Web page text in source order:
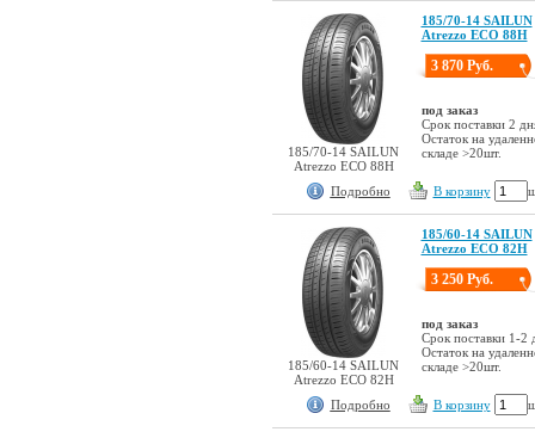
185/70-14 SAILUN
Atrezzo ECO 88H
185/70-14 SAILUN
Atrezzo ECO 88H
3 870 Руб.
под заказ
Срок поставки 2
Остаток на
складе >20шт.
Подробно В корзину
185/60-14 SAILUN
Atrezzo ECO 82H
185/60-14 SAILUN
Atrezzo ECO 82H
3 250 Руб.
под заказ
Срок поставки 1-2
Остаток на
складе >20шт.
Подробно В корзину